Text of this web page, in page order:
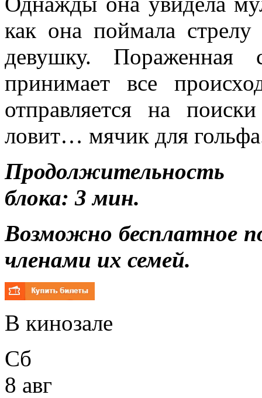
как она поймала
девушку. Пораженная
принимает все
отправляется на
ловит… мячик для
Продолжительность
блока: 3 мин.
Возможно бесплатное
членами их семей.
В кинозале
Сб
8 авг